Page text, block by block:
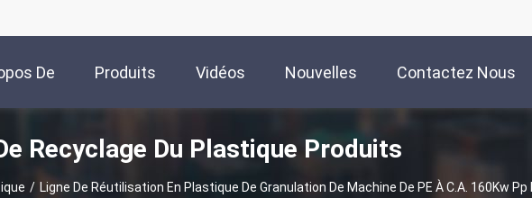
De
Nous
Produits Vidéos Nouvelles Contactez Nous
Recyclage Du Plastique Produits
/ Ligne De Réutilisation En Plastique De Granulation De Machine De PE À C.A. 160Kw Pp